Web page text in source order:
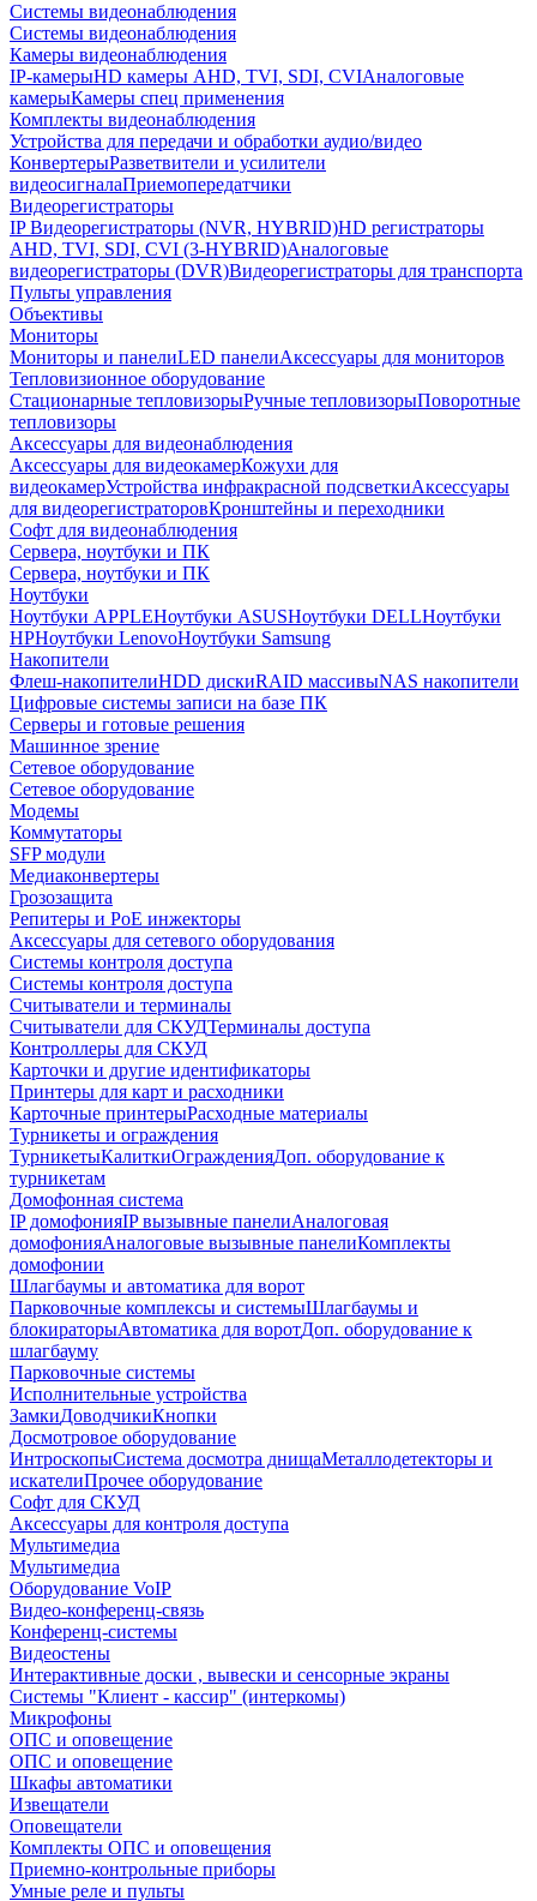
Системы видеонаблюдения
Системы видеонаблюдения
Камеры видеонаблюдения
IP-камерыHD камеры AHD, TVI, SDI, CVIАналоговые
камерыКамеры спец применения
Комплекты видеонаблюдения
Устройства для передачи и обработки аудио/видео
КонвертерыРазветвители и усилители
видеосигналаПриемопередатчики
Видеорегистраторы
IP Видеорегистраторы (NVR, HYBRID)HD регистраторы
AHD, TVI, SDI, CVI (3-HYBRID)Аналоговые
видеорегистраторы (DVR)Видеорегистраторы для транспорта
Пульты управления
Объективы
Мониторы
Мониторы и панелиLED панелиАксессуары для мониторов
Тепловизионное оборудование
Стационарные тепловизорыРучные тепловизорыПоворотные
тепловизоры
Аксессуары для видеонаблюдения
Аксессуары для видеокамерКожухи для
видеокамерУстройства инфракрасной подсветкиАксессуары
для видеорегистраторовКронштейны и переходники
Софт для видеонаблюдения
Сервера, ноутбуки и ПК
Сервера, ноутбуки и ПК
Ноутбуки
Ноутбуки APPLEНоутбуки ASUSНоутбуки DELLНоутбуки
HPНоутбуки LenovoНоутбуки Samsung
Накопители
Флеш-накопителиHDD дискиRAID массивыNAS накопители
Цифровые системы записи на базе ПК
Серверы и готовые решения
Машинное зрение
Сетевое оборудование
Сетевое оборудование
Модемы
Коммутаторы
SFP модули
Медиаконвертеры
Грозозащита
Репитеры и PoE инжекторы
Аксессуары для сетевого оборудования
Системы контроля доступа
Системы контроля доступа
Считыватели и терминалы
Считыватели для СКУДТерминалы доступа
Контроллеры для СКУД
Карточки и другие идентификаторы
Принтеры для карт и расходники
Карточные принтерыРасходные материалы
Турникеты и ограждения
ТурникетыКалиткиОгражденияДоп. оборудование к
турникетам
Домофонная система
IP домофонияIP вызывные панелиАналоговая
домофонияАналоговые вызывные панелиКомплекты
домофонии
Шлагбаумы и автоматика для ворот
Парковочные комплексы и системыШлагбаумы и
блокираторыАвтоматика для воротДоп. оборудование к
шлагбауму
Парковочные системы
Исполнительные устройства
ЗамкиДоводчикиКнопки
Досмотровое оборудование
ИнтроскопыСистема досмотра днищаМеталлодетекторы и
искателиПрочее оборудование
Софт для СКУД
Аксессуары для контроля доступа
Мультимедиа
Мультимедиа
Оборудование VoIP
Видео-конференц-связь
Конференц-системы
Видеостены
Интерактивные доски , вывески и сенсорные экраны
Системы "Клиент - кассир" (интеркомы)
Микрофоны
ОПС и оповещение
ОПС и оповещение
Шкафы автоматики
Извещатели
Оповещатели
Комплекты ОПС и оповещения
Приемно-контрольные приборы
Умные реле и пульты